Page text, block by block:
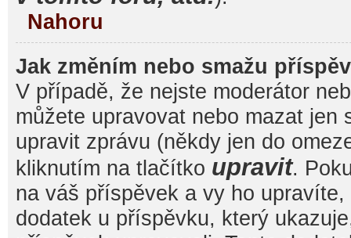
Nahoru
Jak změním nebo smažu
V případě, že nejste moderátor
můžete upravovat nebo mazat jen
upravit zprávu (někdy jen do
kliknutím na tlačítko upravit.
na váš příspěvek a vy ho
dodatek u příspěvku, který